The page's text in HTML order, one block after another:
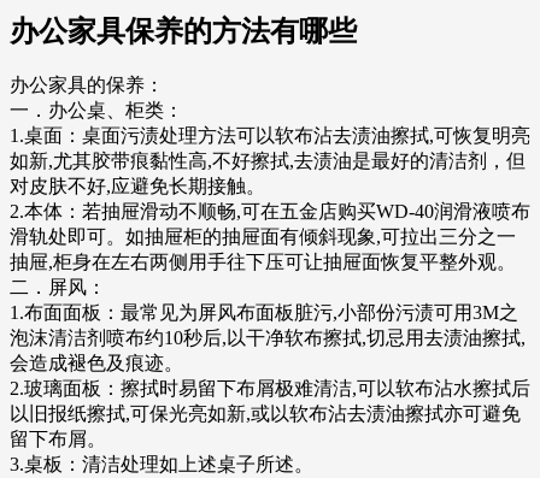
办公家具保养的方法有哪些
办公家具的保养：
一．办公桌、柜类：
1.桌面：桌面污渍处理方法可以软布沾去渍油擦拭,可恢复明亮
如新,尤其胶带痕黏性高,不好擦拭,去渍油是最好的清洁剂，但
对皮肤不好,应避免长期接触。
2.本体：若抽屉滑动不顺畅,可在五金店购买WD-40润滑液喷布
滑轨处即可。如抽屉柜的抽屉面有倾斜现象,可拉出三分之一
抽屉,柜身在左右两侧用手往下压可让抽屉面恢复平整外观。
二．屏风：
1.布面面板：最常见为屏风布面板脏污,小部份污渍可用3M之
泡沫清洁剂喷布约10秒后,以干净软布擦拭,切忌用去渍油擦拭,
会造成褪色及痕迹。
2.玻璃面板：擦拭时易留下布屑极难清洁,可以软布沾水擦拭后
以旧报纸擦拭,可保光亮如新,或以软布沾去渍油擦拭亦可避免
留下布屑。
3.桌板：清洁处理如上述桌子所述。